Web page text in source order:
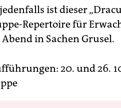
ist dieser
Repertoire für
in Sachen Grusel.
20. und 26.